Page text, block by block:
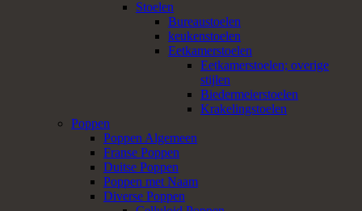
Stoelen
Bureaustoelen
keukenstoelen
Eetkamerstoelen
Eetkamerstoelen; overige
stijlen
Biedermeierstoelen
Krakelingstoelen
Poppen
Poppen Algemeen
Franse Poppen
Duitse Poppen
Poppen met Naam
Diverse Poppen